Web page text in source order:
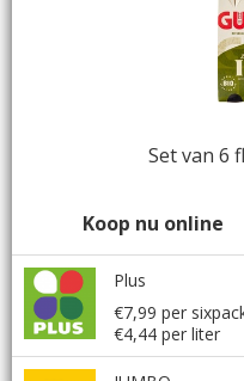
Set van 6
Koop nu online
Plus
€7,99 per
€4,44 per liter